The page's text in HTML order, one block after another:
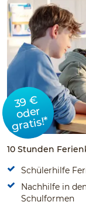
39 €
oder
gratis!*
10 Stunden
Schülerhilfe
Nachhilfe in
Schulformen